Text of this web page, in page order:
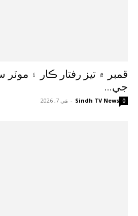
قمبر ۾ تيز رفتار ڪار ۽
جي...
Sindh TV News
- مَي 7, 2026 0